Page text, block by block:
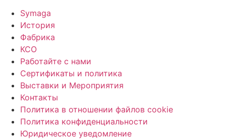
Symaga
История
Фабрика
КСО
Работайте с нами
Сертификаты и политика
Выставки и Мероприятия
Контакты
Политика в отношении файлов cookie
Политика конфиденциальности
Юридическое уведомление